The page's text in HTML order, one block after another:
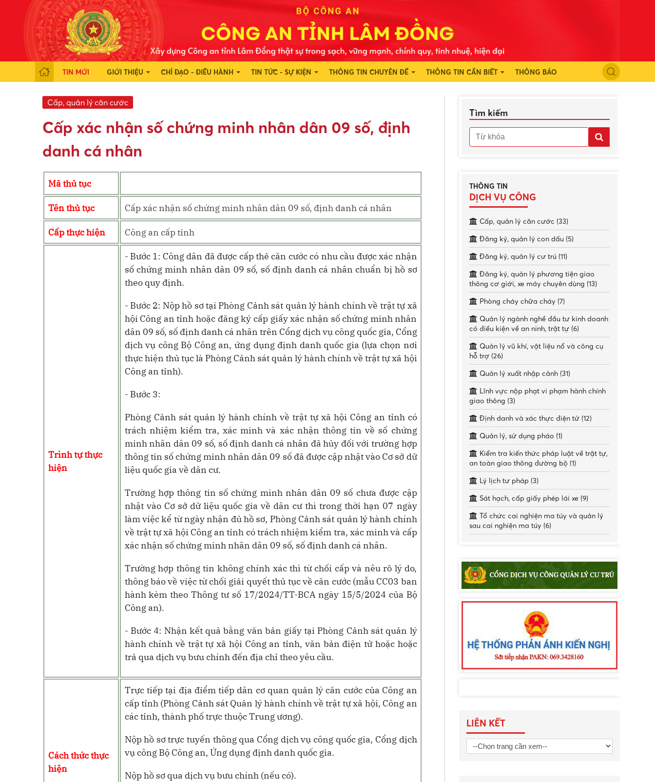
TIN MỚI GIỚI THIỆU CHỈ ĐẠO - ĐIỀU HÀNH TIN TỨC - SỰ KIỆN THÔNG TIN CHUYÊN ĐỀ THÔNG TIN CẦN BIẾT THÔNG BÁO
Cấp, quản lý căn cước
Cấp xác nhận số chứng minh nhân dân 09 số, định
danh cá nhân
Mã thủ tục
Tên thủ tục Cấp xác nhận số chứng minh nhân dân 09 số, định danh cá nhân
Cấp thực hiện Công an cấp tỉnh
Trình tự thực
hiện
- Bước 1: Công dân đã được cấp thẻ căn cước có nhu cầu được xác nhận
số chứng minh nhân dân 09 số, số định danh cá nhân chuẩn bị hồ sơ
theo quy định.
- Bước 2: Nộp hồ sơ tại Phòng Cảnh sát quản lý hành chính về trật tự xã
hội Công an tỉnh hoặc đăng ký cấp giấy xác nhận số chứng minh nhân
dân 09 số, số định danh cá nhân trên Cổng dịch vụ công quốc gia, Cổng
dịch vụ công Bộ Công an, ứng dụng định danh quốc gia (lựa chọn nơi
thực hiện thủ tục là Phòng Cảnh sát quản lý hành chính về trật tự xã hội
Công an tỉnh).
- Bước 3:
Phòng Cảnh sát quản lý hành chính về trật tự xã hội Công an tỉnh có
trách nhiệm kiểm tra, xác minh và xác nhận thông tin về số chứng
minh nhân dân 09 số, số định danh cá nhân đã hủy đối với trường hợp
thông tin số chứng minh nhân dân 09 số đã được cập nhật vào Cơ sở dữ
liệu quốc gia về dân cư.
Trường hợp thông tin số chứng minh nhân dân 09 số chưa được cập
nhật vào Cơ sở dữ liệu quốc gia về dân cư thì trong thời hạn 07 ngày
làm việc kể từ ngày nhận đủ hồ sơ, Phòng Cảnh sát quản lý hành chính
về trật tự xã hội Công an tỉnh có trách nhiệm kiểm tra, xác minh và cấp
xác nhận số chứng minh nhân dân 09 số, số định danh cá nhân.
Trường hợp thông tin không chính xác thì từ chối cấp và nêu rõ lý do,
thông báo về việc từ chối giải quyết thủ tục về căn cước (mẫu CC03 ban
hành kèm theo Thông tư số 17/2024/TT-BCA ngày 15/5/2024 của Bộ
Công an).
- Bước 4: Nhận kết quả bằng văn bản giấy tại Phòng Cảnh sát quản lý
hành chính về trật tự xã hội Công an tỉnh, văn bản điện tử hoặc hoặc
trả qua dịch vụ bưu chính đến địa chỉ theo yêu cầu.
Cách thức thực
hiện
Trực tiếp tại địa điểm tiếp dân cơ quan quản lý căn cước của Công an
cấp tỉnh (Phòng Cảnh sát Quản lý hành chính về trật tự xã hội, Công an
các tỉnh, thành phố trực thuộc Trung ương).
Nộp hồ sơ trực tuyến thông qua Cổng dịch vụ công quốc gia, Cổng dịch
vụ công Bộ Công an, Ứng dụng định danh quốc gia.
Nộp hồ sơ qua dịch vụ bưu chính (nếu có).
Tìm kiếm
THÔNG TIN
DỊCH VỤ CÔNG
Cấp, quản lý căn cước (33)
Đăng ký, quản lý con dấu (5)
Đăng ký, quản lý cư trú (11)
Đăng ký, quản lý phương tiện giao
thông cơ giới, xe máy chuyên dùng (13)
Phòng cháy chữa cháy (7)
Quản lý ngành nghề đầu tư kinh doanh
có điều kiện về an ninh, trật tự (6)
Quản lý vũ khí, vật liệu nổ và công cụ
hỗ trợ (26)
Quản lý xuất nhập cảnh (31)
Lĩnh vực nộp phạt vi phạm hành chính
giao thông (3)
Định danh và xác thực điện tử (12)
Quản lý, sử dụng pháo (1)
Kiểm tra kiến thức pháp luật về trật tự,
an toàn giao thông đường bộ (1)
Lý lịch tư pháp (3)
Sát hạch, cấp giấy phép lái xe (9)
Tổ chức cai nghiện ma túy và quản lý
sau cai nghiện ma túy (6)
LIÊN KẾT